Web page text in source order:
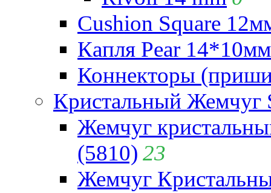
Cushion Square
Капля Pear
Коннекторы
Кристальный Жемчуг
Жемчуг
(5810) 23
Жемчуг